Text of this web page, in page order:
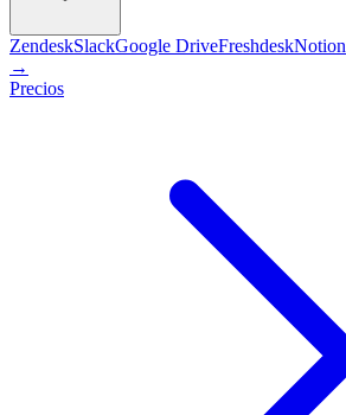
ZendeskSlackGoogle DriveFreshdeskNotion
→
Precios